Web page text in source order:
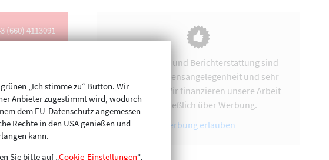
(660) 4113091
Vereinsarbeit und Berichterstattung sind
uns eine Herzensangelegenheit und sehr
zeitintensiv. Wir finanzieren unsere Arbeit
ausschließlich über Werbung.
Werbung erlauben
„Ich stimme zu“ Button. Wir
Anbieter zugestimmt wird, wodurch
dem EU-Datenschutz angemessen
Rechte in den USA genießen und
kann.
Sie bitte auf „Cookie-Einstellungen“,